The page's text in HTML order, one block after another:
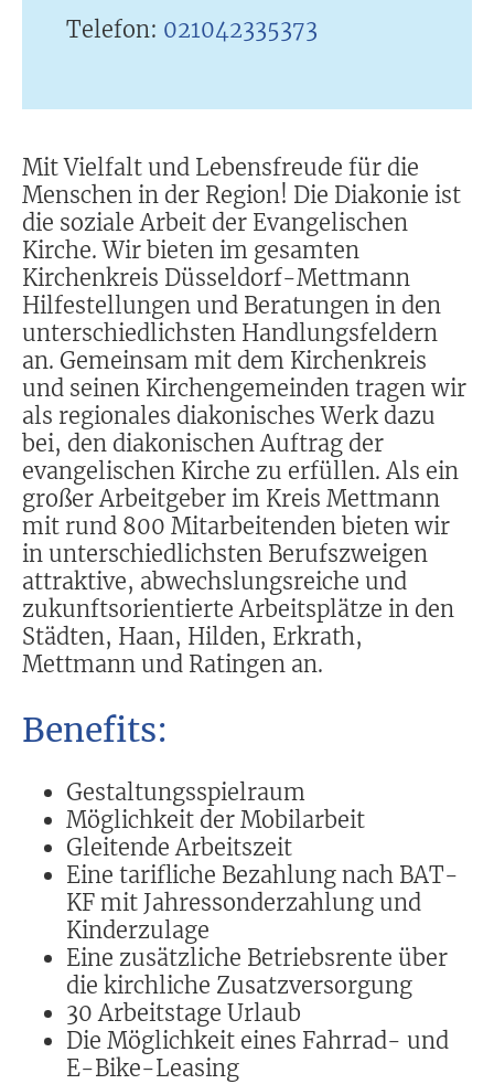
Mit Vielfalt und Lebensfreude für die
Menschen in der Region! Die Diakonie ist
die soziale Arbeit der Evangelischen
Kirche. Wir bieten im gesamten
Kirchenkreis Düsseldorf-Mettmann
Hilfestellungen und Beratungen in den
unterschiedlichsten Handlungsfeldern
an. Gemeinsam mit dem Kirchenkreis
und seinen Kirchengemeinden tragen wir
als regionales diakonisches Werk dazu
bei, den diakonischen Auftrag der
evangelischen Kirche zu erfüllen. Als ein
großer Arbeitgeber im Kreis Mettmann
mit rund 800 Mitarbeitenden bieten wir
in unterschiedlichsten Berufszweigen
attraktive, abwechslungsreiche und
zukunftsorientierte Arbeitsplätze in den
Städten, Haan, Hilden, Erkrath,
Mettmann und Ratingen an.
Benefits:
Gestaltungsspielraum
Möglichkeit der Mobilarbeit
Gleitende Arbeitszeit
Eine tarifliche Bezahlung nach BAT-
KF mit Jahressonderzahlung und
Kinderzulage
Eine zusätzliche Betriebsrente über
die kirchliche Zusatzversorgung
30 Arbeitstage Urlaub
Die Möglichkeit eines Fahrrad- und
E-Bike-Leasing
Telefon: 021042335373